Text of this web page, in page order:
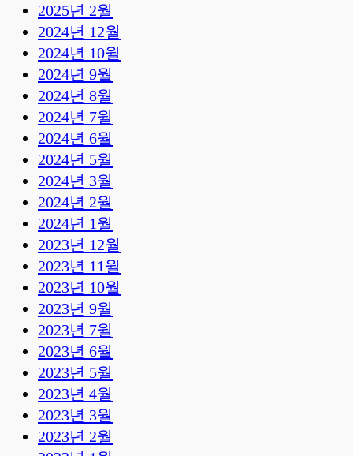
2025년 2월
2024년 12월
2024년 10월
2024년 9월
2024년 8월
2024년 7월
2024년 6월
2024년 5월
2024년 3월
2024년 2월
2024년 1월
2023년 12월
2023년 11월
2023년 10월
2023년 9월
2023년 7월
2023년 6월
2023년 5월
2023년 4월
2023년 3월
2023년 2월